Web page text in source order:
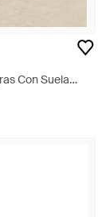
Con Suela
Valley De -